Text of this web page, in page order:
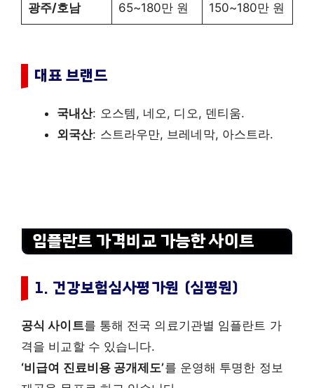
광주/호남 65~180만 원 150~180만 원
대표 브랜드
국내산: 오스템, 네오, 디오, 덴티움.
외국산: 스트라우만, 브레네막, 아스트라.
임플란트 가격비교 가능한 사이트
1. 건강보험심사평가원 (심평원)
공식 사이트를 통해 전국 의료기관별 임플란트 가
격을 비교할 수 있습니다.
‘비급여 진료비용 공개제도’를 운영해 투명한 정보